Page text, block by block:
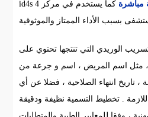
مباشرة كما يستخدم في مركز
الوريدي التي تنتجها تحتوي على
، مثل اسم المريض ، اسم و جرعة من
، تاريخ انتهاء الصلاحية ، فضلا عن أي
. تخطيط التسمية نظيفة ودقيقة